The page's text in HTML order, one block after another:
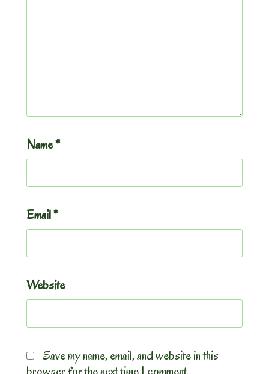
Name*
Email*
Website
Save my name, email, and website in this